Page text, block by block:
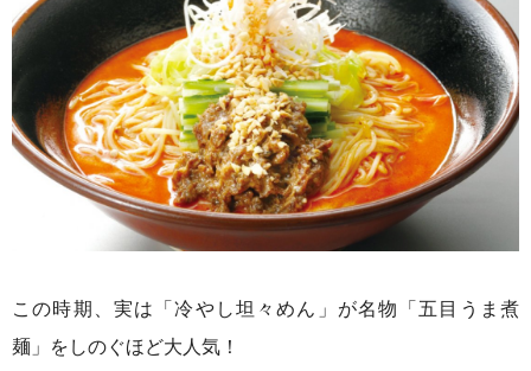
この時期、実は「冷やし坦々めん」が名物「五目うま煮
麺」をしのぐほど大人気！